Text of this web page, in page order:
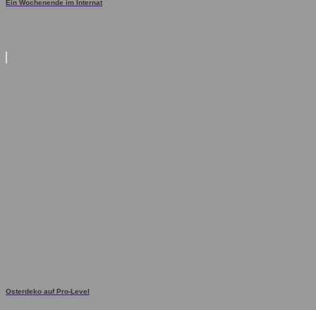
Ein Wochenende im Internat
Osterdeko auf Pro-Level